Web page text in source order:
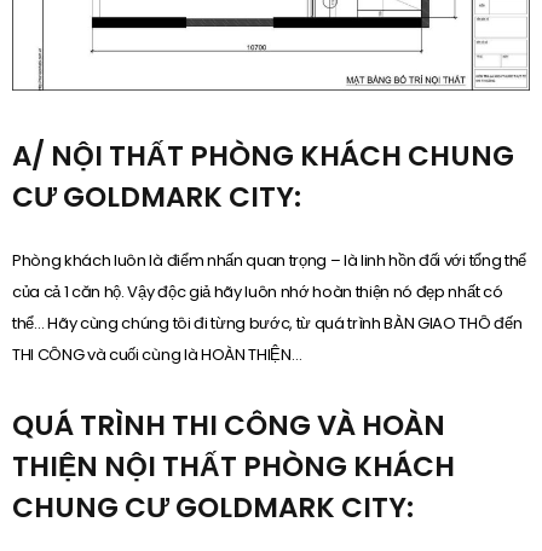
A/ NỘI THẤT PHÒNG KHÁCH CHUNG
CƯ GOLDMARK CITY:
Phòng khách luôn là điểm nhấn quan trọng – là linh hồn đối với tổng thể
của cả 1 căn hộ. Vậy độc giả hãy luôn nhớ hoàn thiện nó đẹp nhất có
thể… Hãy cùng chúng tôi đi từng bước, từ quá trình BÀN GIAO THÔ đến
THI CÔNG và cuối cùng là HOÀN THIỆN…
QUÁ TRÌNH THI CÔNG VÀ HOÀN
THIỆN NỘI THẤT PHÒNG KHÁCH
CHUNG CƯ GOLDMARK CITY: